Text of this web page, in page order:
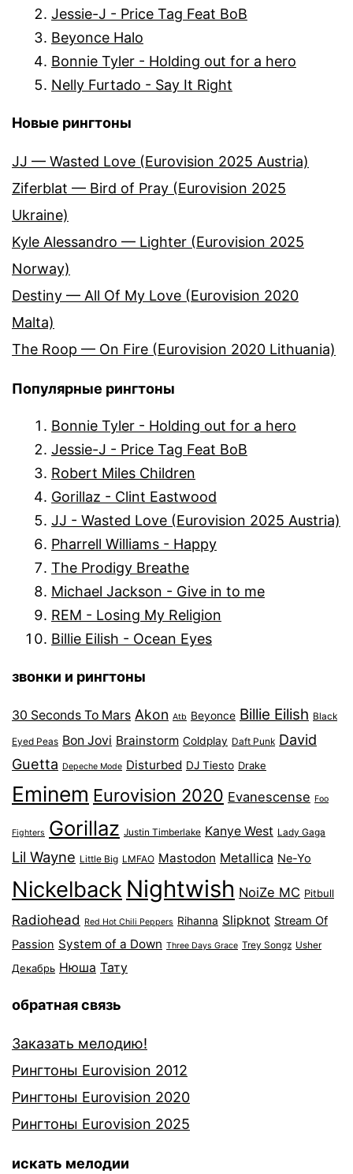
Jessie-J - Price Tag Feat BoB
Beyonce Halo
Bonnie Tyler - Holding out for a hero
Nelly Furtado - Say It Right
Новые рингтоны
JJ — Wasted Love (Eurovision 2025 Austria)
Ziferblat — Bird of Pray (Eurovision 2025
Ukraine)
Kyle Alessandro — Lighter (Eurovision 2025
Norway)
Destiny — All Of My Love (Eurovision 2020
Malta)
The Roop — On Fire (Eurovision 2020 Lithuania)
Популярные рингтоны
Bonnie Tyler - Holding out for a hero
Jessie-J - Price Tag Feat BoB
Robert Miles Children
Gorillaz - Clint Eastwood
JJ - Wasted Love (Eurovision 2025 Austria)
Pharrell Williams - Happy
The Prodigy Breathe
Michael Jackson - Give in to me
REM - Losing My Religion
Billie Eilish - Ocean Eyes
звонки и рингтоны
30 Seconds To Mars Akon Atb Beyonce Billie Eilish Black
Eyed Peas Bon Jovi Brainstorm Coldplay Daft Punk David
Guetta Depeche Mode Disturbed DJ Tiesto Drake
Eminem Eurovision 2020 Evanescense Foo
Fighters Gorillaz Justin Timberlake Kanye West Lady Gaga
Lil Wayne Little Big LMFAO Mastodon Metallica Ne-Yo
Nickelback Nightwish NoiZe MC Pitbull
Radiohead Red Hot Chili Peppers Rihanna Slipknot Stream Of
Passion System of a Down Three Days Grace Trey Songz Usher
Декабрь Нюша Тату
обратная связь
Заказать мелодию!
Рингтоны Eurovision 2012
Рингтоны Eurovision 2020
Рингтоны Eurovision 2025
искать мелодии